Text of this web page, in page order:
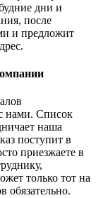
дни и
после
и предложит
нами. Список
наша
поступит в
приезжаете в
только тот на
обязательно.